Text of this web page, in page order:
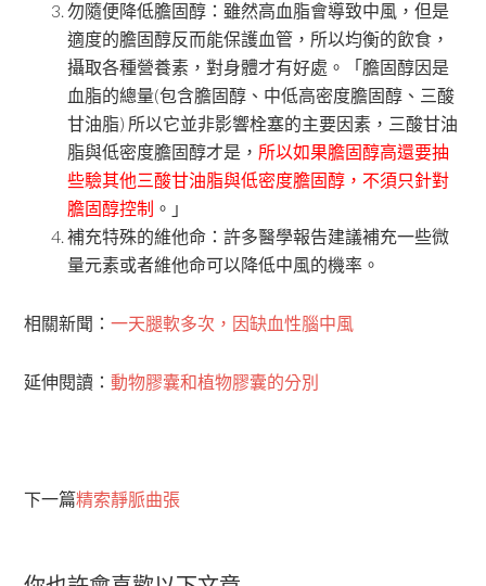
勿隨便降低膽固醇：雖然高血脂會導致中風，但是
適度的膽固醇反而能保護血管，所以均衡的飲食，
攝取各種營養素，對身體才有好處。「膽固醇因是
血脂的總量(包含膽固醇、中低高密度膽固醇、三酸
甘油脂) 所以它並非影響栓塞的主要因素，三酸甘油
脂與低密度膽固醇才是， 所以如果膽固醇高還要抽
些驗其他三酸甘油脂與低密度膽固醇，不須只針對
膽固醇控制 。」
補充特殊的維他命：許多醫學報告建議補充一些微
量元素或者維他命可以降低中風的機率。
相關新聞：一天腿軟多次，因缺血性腦中風
延伸閱讀：動物膠囊和植物膠囊的分別
下一篇精索靜脈曲張